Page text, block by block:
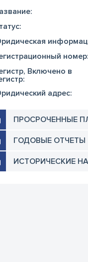
номер:
Включено в
адрес:
ПРОСРОЧЕННЫЕ
ГОДОВЫЕ ОТЧЕТЫ
ИСТОРИЧЕСКИЕ